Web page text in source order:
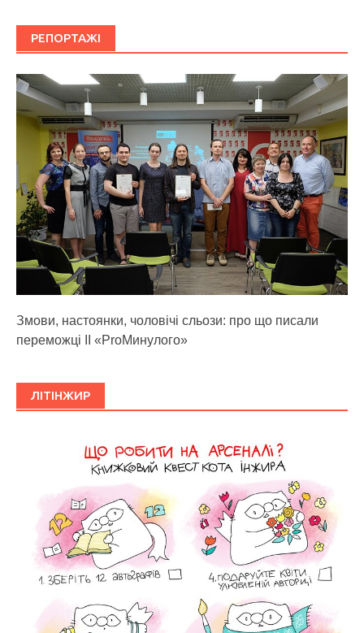
РЕПОРТАЖІ
Змови, настоянки, чоловічі сльози: про що писали
переможці ІІ «ProМинулого»
ЛІТІНЖИР